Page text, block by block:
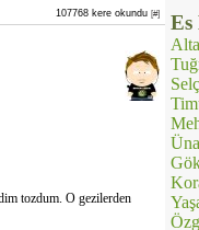
107768 kere okundu [#]
tozdum. O gezilerden
Es